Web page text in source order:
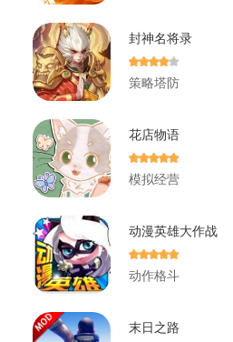
封神名将录
策略塔防
花店物语
模拟经营
动漫英雄大作战
动作格斗
末日之路